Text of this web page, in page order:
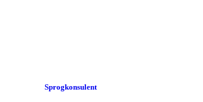
Sprogkonsulent